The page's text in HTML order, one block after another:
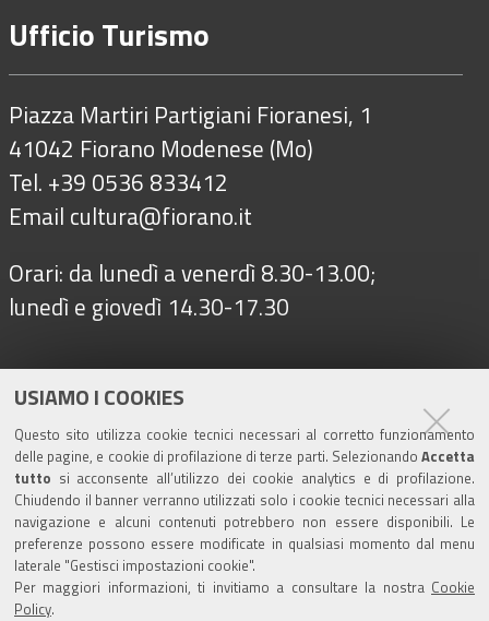
USIAMO I COOKIES
Questo sito utilizza cookie tecnici necessari al corretto funzionamento
delle pagine, e cookie di profilazione di terze parti. Selezionando Accetta
tutto si acconsente all’utilizzo dei cookie analytics e di profilazione.
Chiudendo il banner verranno utilizzati solo i cookie tecnici necessari alla
navigazione e alcuni contenuti potrebbero non essere disponibili. Le
preferenze possono essere modificate in qualsiasi momento dal menu
laterale "Gestisci impostazioni cookie".
Per maggiori informazioni, ti invitiamo a consultare la nostra Cookie
Policy.
Ufficio Turismo
Piazza Martiri Partigiani Fioranesi, 1
41042 Fiorano Modenese (Mo)
Tel. +39 0536 833412
Email cultura@fiorano.it
Orari: da lunedì a venerdì 8.30-13.00;
lunedì e giovedì 14.30-17.30
Seguici su
Turismo
Riserva di Nirano
Castello di Spezzano